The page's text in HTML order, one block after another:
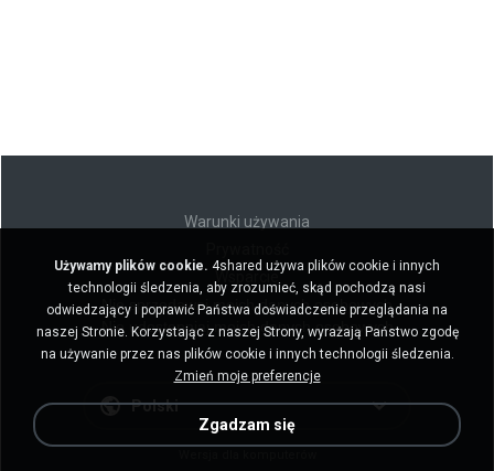
Warunki używania
Nie sprzedawaj moich danych osobowych
Nie udostępniaj moich danych osobowych
Polski
Używamy plików cookie. 4shared używa plików cookie i innych
technologii śledzenia, aby zrozumieć, skąd pochodzą nasi
odwiedzający i poprawić Państwa doświadczenie przeglądania na
naszej Stronie. Korzystając z naszej Strony, wyrażają Państwo zgodę
na używanie przez nas plików cookie i innych technologii śledzenia.
Zmień moje preferencje
Zgadzam się